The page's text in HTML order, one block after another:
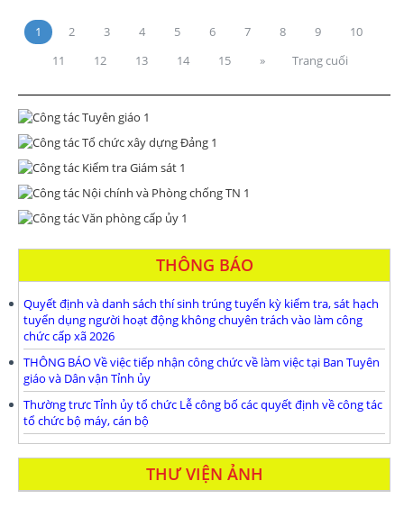
1 2 3 4 5 6 7 8 9
10
11
12 13 14 15 » Trang cuối
THÔNG BÁO
Quyết định và danh sách thí sinh trúng tuyển kỳ kiểm tra, sát hạch
tuyển dụng người hoạt động không chuyên trách vào làm công
chức cấp xã 2026
THÔNG BÁO Về việc tiếp nhận công chức về làm việc tại Ban Tuyên
giáo và Dân vận Tỉnh ủy
Thường trưc Tỉnh ủy tổ chức Lễ công bố các quyết định về công tác
tổ chức bộ máy, cán bộ
THƯ VIỆN ẢNH